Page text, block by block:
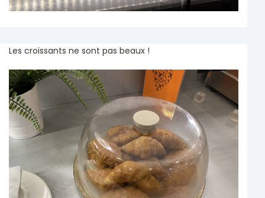
Les croissants ne sont pas beaux !